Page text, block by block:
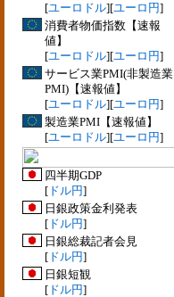
[ユーロドル][ユーロ円]
消費者物価指数【速報
値】
[ユーロドル][ユーロ円]
サービス業PMI(非製造業
PMI)【速報値】
[ユーロドル][ユーロ円]
製造業PMI【速報値】
[ユーロドル][ユーロ円]
四半期GDP
[ ドル円]
日銀政策金利発表
[ ドル円]
日銀総裁記者会見
[ ドル円]
日銀短観
[ ドル円]